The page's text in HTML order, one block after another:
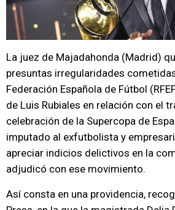
La juez de Majadahonda (Madrid)
presuntas irregularidades
Federación Española de Fútbol
de Luis Rubiales en relación con el
celebración de la Supercopa de
imputado al exfutbolista y
apreciar indicios delictivos en la
adjudicó con ese movimiento.
Así consta en una providencia,